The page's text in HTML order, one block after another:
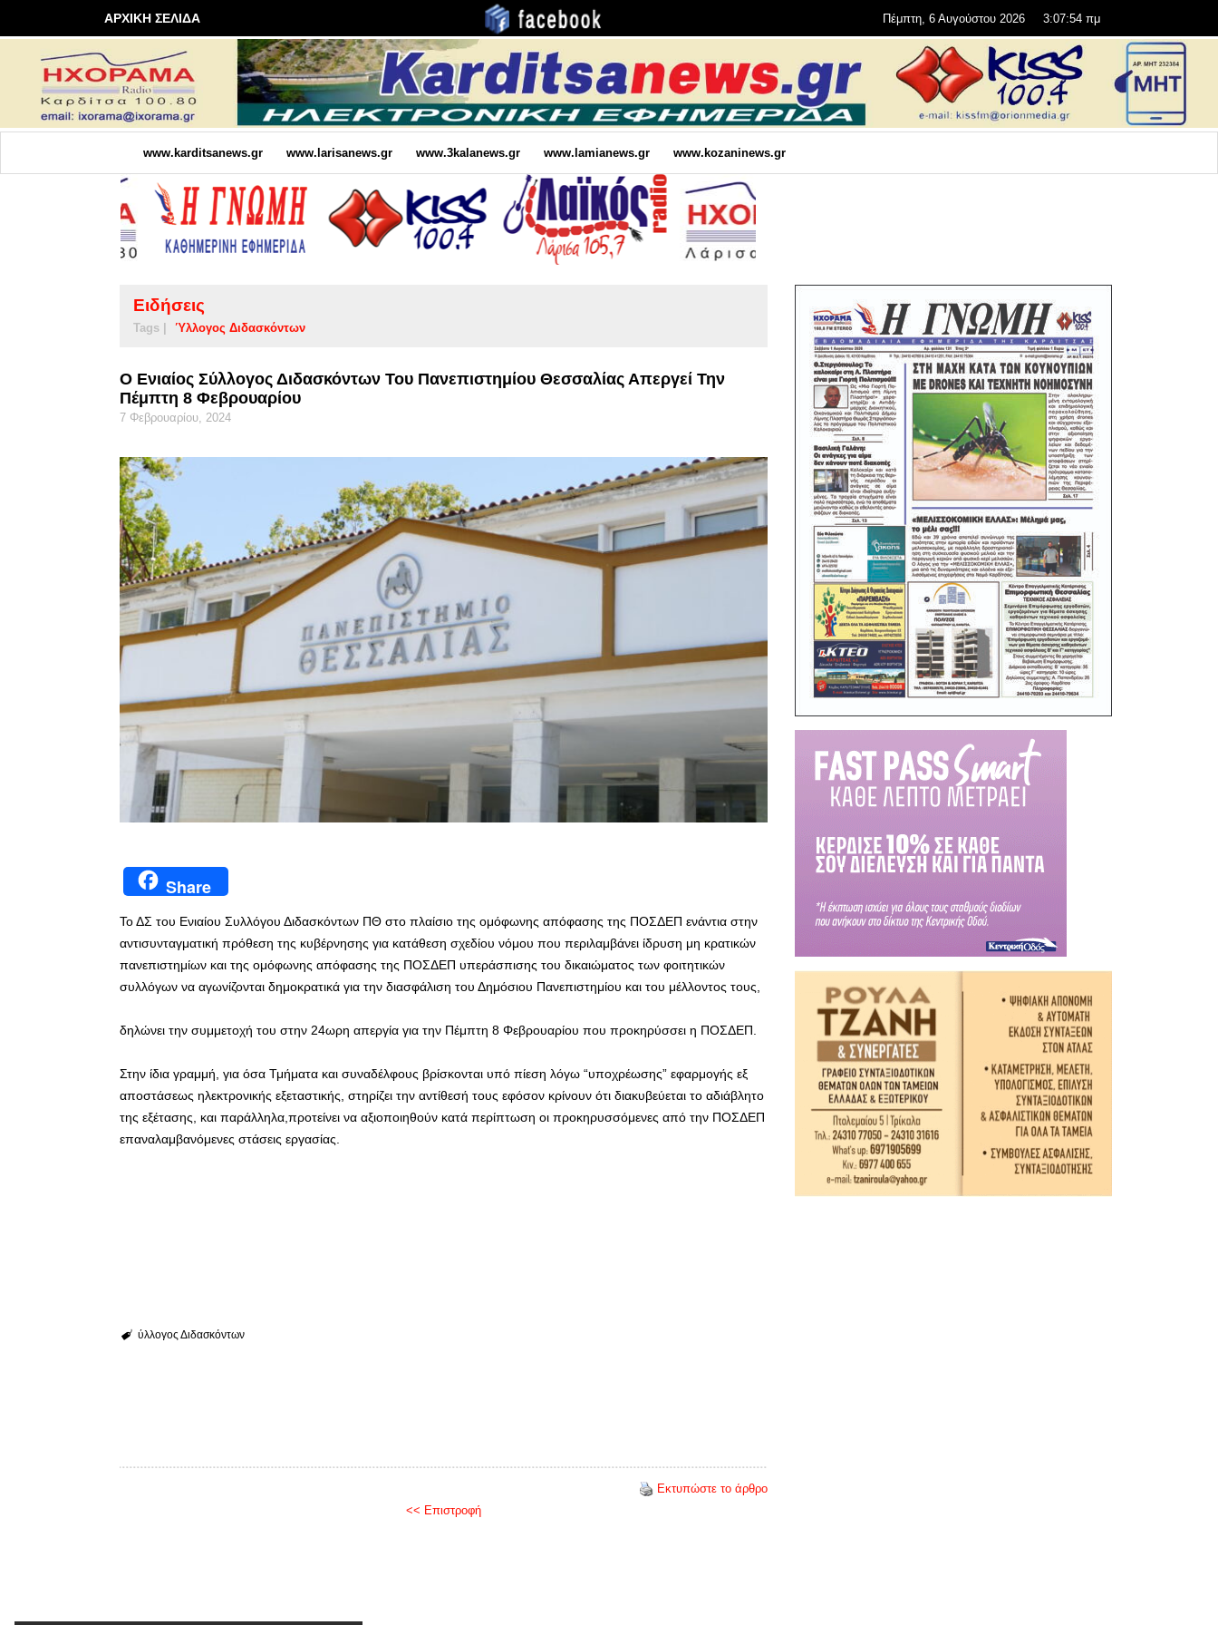
ΑΡΧΙΚΗ ΣΕΛΙΔΑ Πέμπτη, 6 Αυγούστου 2026 3:07:54 πμ
www.karditsanews.gr www.larisanews.gr www.3kalanews.gr www.lamianews.gr www.kozaninews.gr
Ειδήσεις
Tags | Ύλλογος Διδασκόντων
Ο Ενιαίος Σύλλογος Διδασκόντων Του Πανεπιστημίου Θεσσαλίας Απεργεί Την
Πέμπτη 8 Φεβρουαρίου
7 Φεβρουαρίου, 2024
Share
Το ΔΣ του Ενιαίου Συλλόγου Διδασκόντων ΠΘ στο πλαίσιο της ομόφωνης απόφασης της ΠΟΣΔΕΠ ενάντια στην
αντισυνταγματική πρόθεση της κυβέρνησης για κατάθεση σχεδίου νόμου που περιλαμβάνει ίδρυση μη κρατικών
πανεπιστημίων και της ομόφωνης απόφασης της ΠΟΣΔΕΠ υπεράσπισης του δικαιώματος των φοιτητικών
συλλόγων να αγωνίζονται δημοκρατικά για την διασφάλιση του Δημόσιου Πανεπιστημίου και του μέλλοντος τους,
δηλώνει την συμμετοχή του στην 24ωρη απεργία για την Πέμπτη 8 Φεβρουαρίου που προκηρύσσει η ΠΟΣΔΕΠ.
Στην ίδια γραμμή, για όσα Τμήματα και συναδέλφους βρίσκονται υπό πίεση λόγω “υποχρέωσης” εφαρμογής εξ
αποστάσεως ηλεκτρονικής εξεταστικής, στηρίζει την αντίθεσή τους εφόσον κρίνουν ότι διακυβεύεται το αδιάβλητο
της εξέτασης, και παράλληλα,προτείνει να αξιοποιηθούν κατά περίπτωση οι προκηρυσσόμενες από την ΠΟΣΔΕΠ
επαναλαμβανόμενες στάσεις εργασίας.
ύλλογος Διδασκόντων
Εκτυπώστε το άρθρο
<< Επιστροφή